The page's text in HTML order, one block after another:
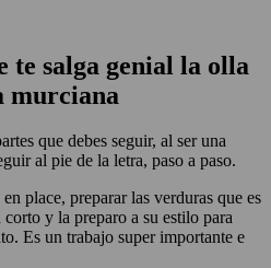
te salga genial la olla
murciana
que debes seguir, al ser una
al pie de la letra, paso a paso.
place, preparar las verduras que es
y la preparo a su estilo para
Es un trabajo super importante e